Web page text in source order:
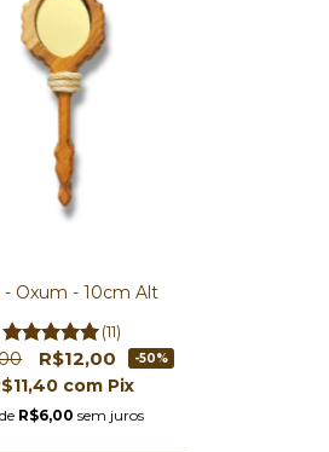
- Oxum - 10cm Alt
(11)
R$12,00 -50%
com Pix
R$6,00 sem juros